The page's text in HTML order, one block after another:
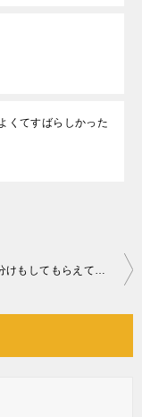
くてすばらしかった
ゴミの仕分けもしてもらえて助かった！